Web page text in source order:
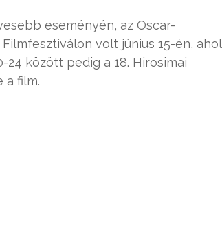
eseményén, az Oscar-
volt június 15-én, ahol
között pedig a 18. Hirosimai
a film.